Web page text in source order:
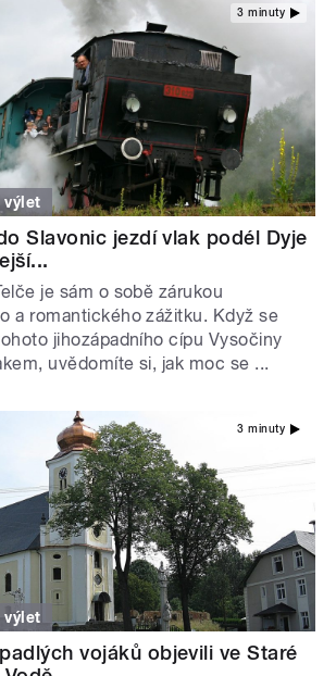
3 minuty
výlet
Slavonic jezdí vlak podél Dyje
je sám o sobě zárukou
a romantického zážitku. Když se
jihozápadního cípu Vysočiny
uvědomíte si, jak moc se ...
3 minuty
výlet
vojáků objevili ve Staré